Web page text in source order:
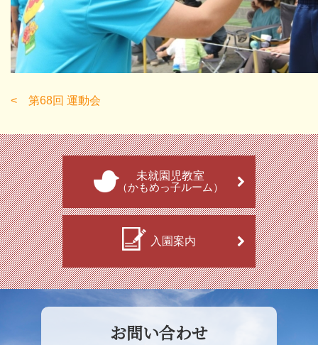
第68回 運動会
未就園児教室
（かもめっ子ルーム）
入園案内
お問い合わせ